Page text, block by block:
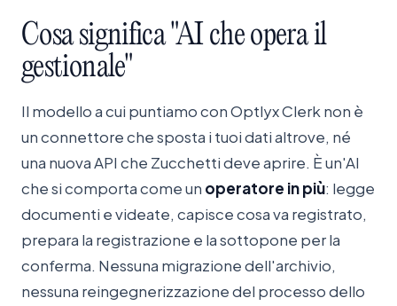
Cosasignifica"AIcheoperail
gestionale"
Il modello a cui puntiamo con Optlyx Clerk non è
un connettore che sposta i tuoi dati altrove, né
una nuova API che Zucchetti deve aprire. È un'AI
che si comporta come un operatore in più: legge
documenti e videate, capisce cosa va registrato,
prepara la registrazione e la sottopone per la
conferma. Nessuna migrazione dell'archivio,
nessuna reingegnerizzazione del processo dello